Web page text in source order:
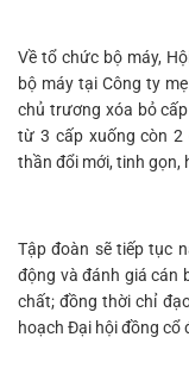
Về tổ chức bộ máy,
bộ máy tại Công ty
chủ trương xóa bỏ
từ 3 cấp xuống còn
thần đổi mới, tinh gọn,
Tập đoàn sẽ tiếp tục
động và đánh giá cán
chất; đồng thời chỉ
hoạch Đại hội đồng cổ